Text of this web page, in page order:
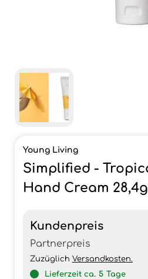
Young Living
Simplified -
Hand Cream 28,4g
Kundenpreis
Partnerpreis
Zuzüglich Versandkosten.
Lieferzeit ca. 5 Tage